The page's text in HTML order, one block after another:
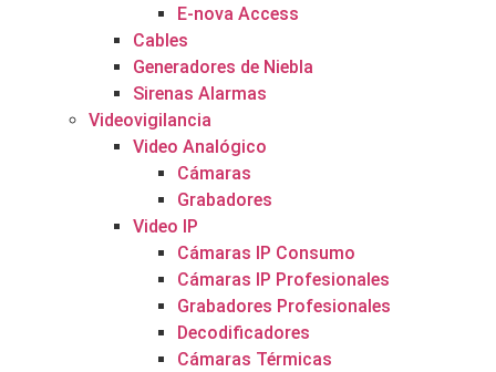
E-nova Access
Cables
Generadores de Niebla
Sirenas Alarmas
Videovigilancia
Video Analógico
Cámaras
Grabadores
Video IP
Cámaras IP Consumo
Cámaras IP Profesionales
Grabadores Profesionales
Decodificadores
Cámaras Térmicas